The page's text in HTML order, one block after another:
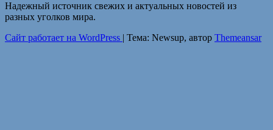
Надежный источник свежих и актуальных новостей из
разных уголков мира.
Сайт работает на WordPress
Тема: Newsup, автор Themeansar